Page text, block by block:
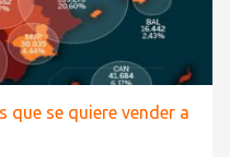
que se quiere vender a